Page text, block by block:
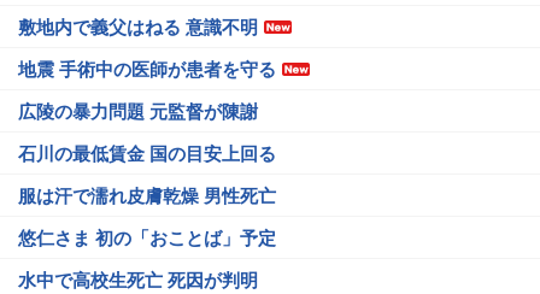
敷地内で義父はねる 意識不明
地震 手術中の医師が患者を守る
広陵の暴力問題 元監督が陳謝
石川の最低賃金 国の目安上回る
服は汗で濡れ皮膚乾燥 男性死亡
悠仁さま 初の「おことば」予定
水中で高校生死亡 死因が判明